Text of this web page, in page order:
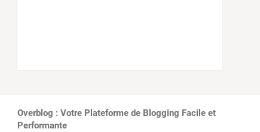
Overblog : Votre Plateforme de Blogging Facile et
Performante